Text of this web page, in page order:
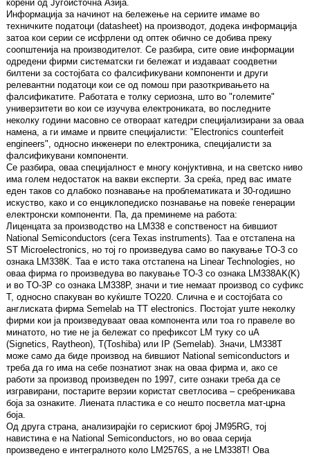
корени од Југоисточна Азија.
Информација за начинот на бележење на сериите имаме во
техничките податоци (datasheet) на производот, додека информација
затоа кои серии се исфрлени од оптек обично се добива преку
соопштенија на производителот. Се разбира, сите овие информации
одредени фирми систематски ги бележат и издаваат соодветни
билтени за состојбата со фалсификувани компоненти и други
релевантни податоци кои се од помош при разоткривањето на
фалсификатите. Работата е толку сериозна, што во "големите"
универзитети во кои се изучува електрониката, во последните
неколку години масовно се отвораат катедри специјализирани за оваа
намена, а ги имаме и првите специјалисти: "Electronics counterfeit
engineers", односно инженери по електроника, специјалисти за
фалсификувани компоненти.
Се разбира, оваа специјалност е многу конјуктивна, и на светско ниво
има голем недостаток на вакви експерти. За среќа, пред вас имате
еден таков со длабоко познавање на проблематиката и 30-годишно
искуство, како и со енциклопедиско познавање на повеќе генерации
електронски компоненти. Па, да преминеме на работа:
Лиценцата за производство на LM338 е сопственост на бившиот
National Semiconductors (сега Texas instruments). Таа е отстапена на
ST Microelectronics, но тој го произведува само во пакување TO-3 со
ознака LM338K. Таа е исто така отстапена на Linear Technologies, но
оваа фирма го произведува во пакување TO-3 со ознака LM338AK(K)
и во TO-3P со ознака LM338P, значи и тие немаат производ со суфикс
T, односно спакуван во куќиште TO220. Слична е и состојбата со
англиската фирма Semelab на TT electronics. Постојат уште неколку
фирми кои ја произведуваат оваа компонента или тоа го правеле во
минатото, но тие не ја бележат со префиксот LM туку со uA
(Signetics, Raytheon), T(Toshiba) или IP (Semelab). Значи, LM338T
може само да биде производ на бившиот National semiconductors и
треба да го има на себе познатиот знак на оваа фирма и, ако се
работи за производ произведен по 1997, сите ознаки треба да се
изгравирани, постарите верзии користат светлосива – сребреникава
боја за ознаките. Лиената пластика е со нешто посветла мат-црна
боја.
Од друга страна, анализирајќи го серискиот број JM95RG, тој
навистина е на National Semiconductors, но во оваа серија
произведено е интегралното коло LM2576S, а не LM338T! Ова